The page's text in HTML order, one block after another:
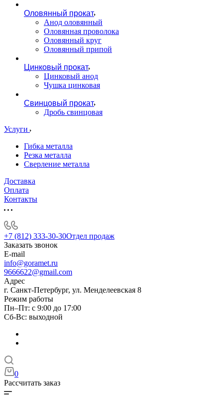
Оловянный прокат
Анод оловянный
Оловянная проволока
Оловянный круг
Оловянный припой
Цинковый прокат
Цинковый анод
Чушка цинковая
Свинцовый прокат
Дробь свинцовая
Услуги
Гибка металла
Резка металла
Сверление металла
Доставка
Оплата
Контакты
+7 (812) 333-30-30Отдел продаж
Заказать звонок
E-mail
info@goramet.ru
9666622@gmail.com
Адрес
г. Санкт-Петербург, ул. Менделеевская 8
Режим работы
Пн–Пт: с 9:00 до 17:00
Сб-Вс: выходной
0
Рассчитать заказ